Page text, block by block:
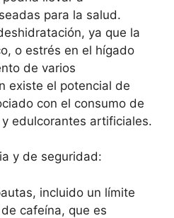
para la salud.
ya que la
o estrés en el hígado
de varios
existe el potencial de
con el consumo de
edulcorantes artificiales.
y de seguridad:
incluido un límite
cafeína, que es